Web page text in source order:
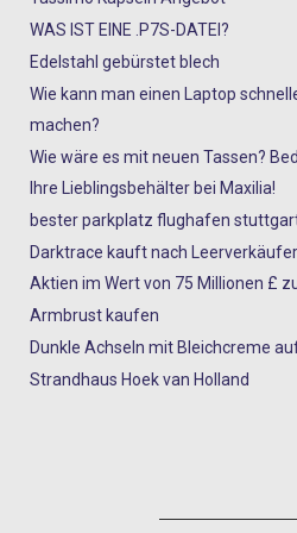
WAS IST EINE .P7S-DATEI?
Edelstahl gebürstet blech
Wie kann man einen Laptop
machen?
Wie wäre es mit neuen Tassen?
Ihre Lieblingsbehälter bei Maxilia!
bester parkplatz flughafen
Darktrace kauft nach
Aktien im Wert von 75 Millionen £
Armbrust kaufen
Dunkle Achseln mit Bleichcreme
Strandhaus Hoek van Holland